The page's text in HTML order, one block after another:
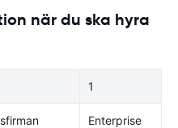
när du ska hyra
1
Enterprise